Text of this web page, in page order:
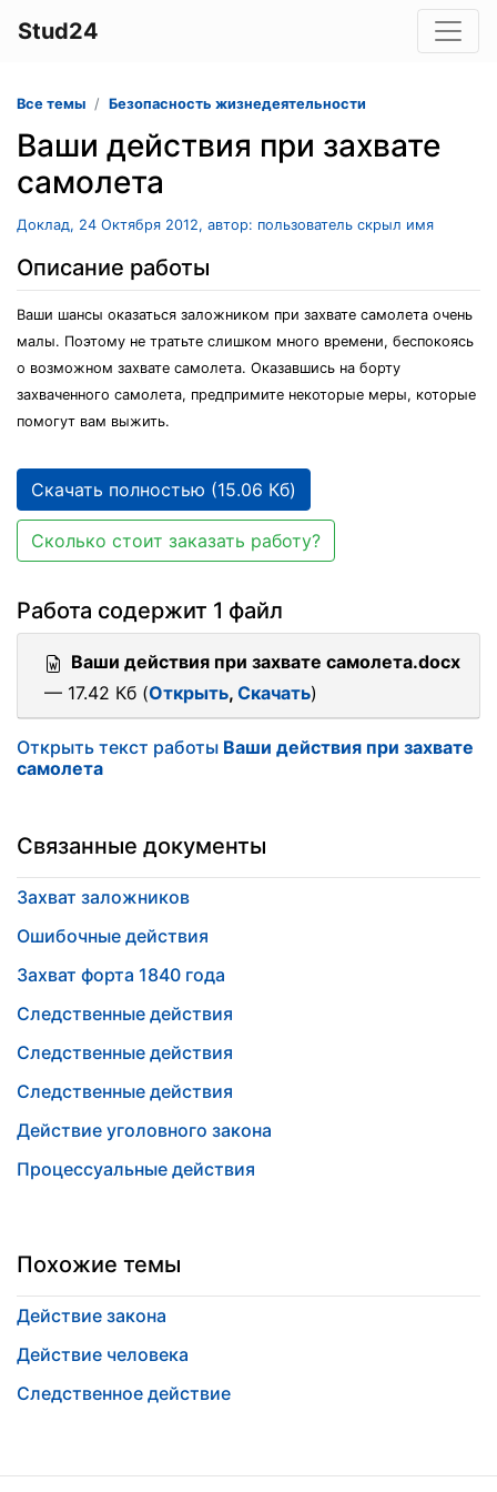
Stud24
Все темы Безопасность жизнедеятельности
Ваши действия при захвате
самолета
Доклад, 24 Октября 2012, автор: пользователь скрыл имя
Описание работы
Ваши шансы оказаться заложником при захвате самолета очень
малы. Поэтому не тратьте слишком много времени, беспокоясь
о возможном захвате самолета. Оказавшись на борту
захваченного самолета, предпримите некоторые меры, которые
помогут вам выжить.
Скачать полностью (15.06 Кб)
Сколько стоит заказать работу?
Работа содержит 1 файл
Ваши действия при захвате самолета.docx
— 17.42 Кб (Открыть, Скачать)
Открыть текст работы Ваши действия при захвате
самолета
Связанные документы
Захват заложников
Ошибочные действия
Захват форта 1840 года
Следственные действия
Следственные действия
Следственные действия
Действие уголовного закона
Процессуальные действия
Похожие темы
Действие закона
Действие человека
Следственное действие